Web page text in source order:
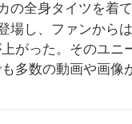
の全身タイツを着
場し、ファンから
がった。そのユニ
多数の動画や画像